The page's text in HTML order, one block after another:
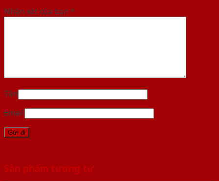
Nhận xét của bạn *
Tên
Email
Sản phẩm tương tự